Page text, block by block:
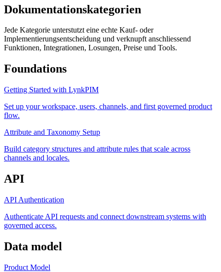
Dokumentationskategorien
Jede Kategorie unterstutzt eine echte Kauf- oder
Implementierungsentscheidung und verknupft anschliessend
Funktionen, Integrationen, Losungen, Preise und Tools.
Foundations
Getting Started with LynkPIM
Set up your workspace, users, channels, and first governed product
flow.
Attribute and Taxonomy Setup
Build category structures and attribute rules that scale across
channels and locales.
API
API Authentication
Authenticate API requests and connect downstream systems with
governed access.
Data model
Product Model